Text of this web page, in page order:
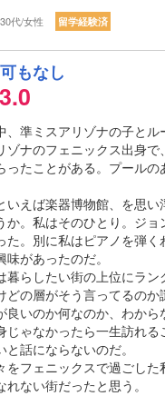
30代/女性 留学経験済
もなし
3.0
、準ミスアリゾナの子とル
ゾナのフェニックス出身
ったことがある。プールの
いえば楽器博物館、を思
か。私はそのひとり。ジョ
た。別に私はピアノを弾く
があったのだ。
暮らしたい街の上位にラン
どの層がそう言ってるのか
良いのか何なのか、わから
じゃなかったら一生訪れ
話にならないのだ。
をフェニックスで過ごした
ない街だったと思う。